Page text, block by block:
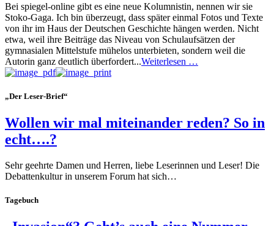
Bei spiegel-online gibt es eine neue Kolumnistin, nennen wir sie
Stoko-Gaga. Ich bin überzeugt, dass später einmal Fotos und Texte
von ihr im Haus der Deutschen Geschichte hängen werden. Nicht
etwa, weil ihre Beiträge das Niveau von Schulaufsätzen der
gymnasialen Mittelstufe mühelos unterbieten, sondern weil die
Autorin ganz deutlich überfordert...Weiterlesen …
„Der Leser-Brief“
Wollen wir mal miteinander reden? So in
echt….?
Sehr geehrte Damen und Herren, liebe Leserinnen und Leser! Die
Debattenkultur in unserem Forum hat sich…
Tagebuch